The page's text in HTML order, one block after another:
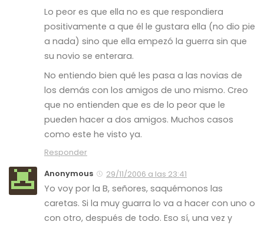
Lo peor es que ella no es que respondiera
positivamente a que él le gustara ella (no dio pie
a nada) sino que ella empezó la guerra sin que
su novio se enterara.
No entiendo bien qué les pasa a las novias de
los demás con los amigos de uno mismo. Creo
que no entienden que es de lo peor que le
pueden hacer a dos amigos. Muchos casos
como este he visto ya.
Responder
Anonymous
29/11/2006 a las 23:41
Yo voy por la B, señores, saquémonos las
caretas. Si la muy guarra lo va a hacer con uno o
con otro, después de todo. Eso sí, una vez y